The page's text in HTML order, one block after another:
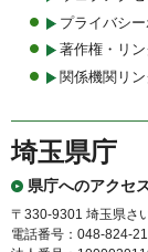
プライバシ
著作権・リ
関係機関リ
埼玉県庁
県庁へのアクセ
〒330-9301 埼玉県さ
電話番号：048-824-